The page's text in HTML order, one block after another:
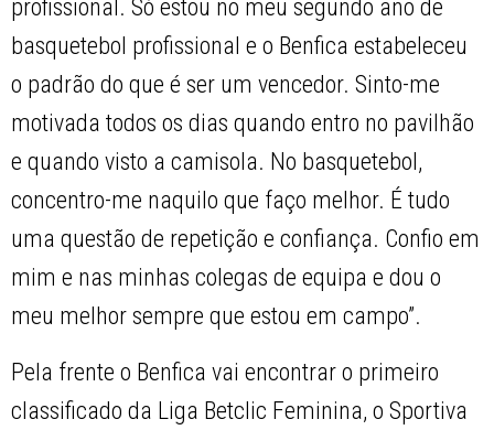
profissional. Só estou no meu segundo ano de
basquetebol profissional e o Benfica estabeleceu
o padrão do que é ser um vencedor. Sinto-me
motivada todos os dias quando entro no pavilhão
e quando visto a camisola. No basquetebol,
concentro-me naquilo que faço melhor. É tudo
uma questão de repetição e confiança. Confio em
mim e nas minhas colegas de equipa e dou o
meu melhor sempre que estou em campo”.
Pela frente o Benfica vai encontrar o primeiro
classificado da Liga Betclic Feminina, o Sportiva